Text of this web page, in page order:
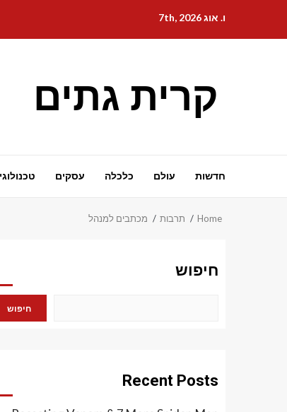
content
ו. אוג 7th, 2026
קרית גתים
חדשות עולם כלכלה עסקים
Home תרבות מכתבים למנהל
חיפוש
חיפוש
Recent Posts